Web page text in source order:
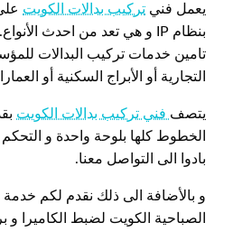
يعمل فني تركيب بدالات الكويت
بنظام IP و هي تعد من احدث الأنواع.
تامين خدمات تركيب البدالات
التجارية أو الأبراج السكنية أو
يتصف فني تركيب بدالات الكويت
الخطوط كلها بلوحة واحدة و
بادوا الى التواصل معنا.
و بالأضافة الى ذلك نقدم لكم خدمة
الصباحية الكويت لضبط الكاميرا